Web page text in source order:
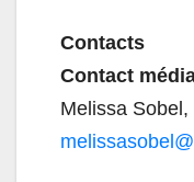
Contacts
Contact
Melissa Sobel,